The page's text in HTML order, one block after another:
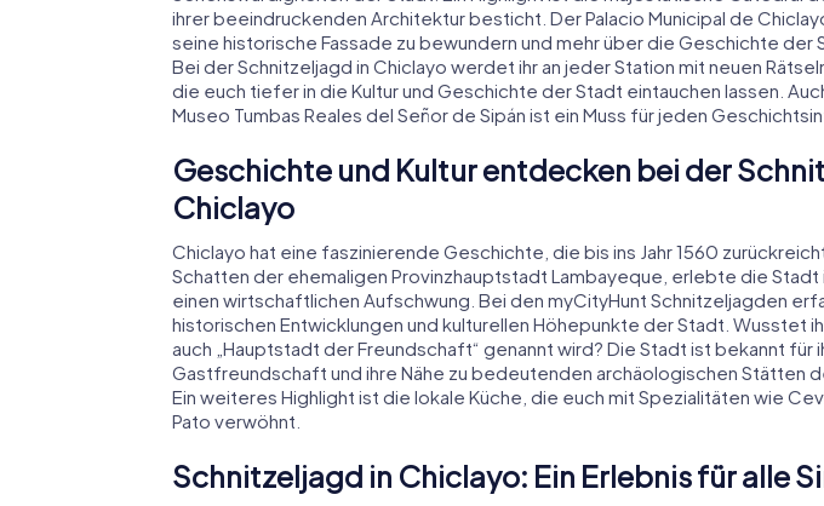
ihrer beeindruckenden Architektur besticht. Der Palacio Municipal de
seine historische Fassade zu bewundern und mehr über die Geschichte der
Bei der Schnitzeljagd in Chiclayo werdet ihr an jeder Station mit neuen
die euch tiefer in die Kultur und Geschichte der Stadt eintauchen lassen.
Museo Tumbas Reales del Señor de Sipán ist ein Muss für jeden
Geschichte und Kultur entdecken bei der
Chiclayo
Chiclayo hat eine faszinierende Geschichte, die bis ins Jahr 1560
Schatten der ehemaligen Provinzhauptstadt Lambayeque, erlebte die Stadt
einen wirtschaftlichen Aufschwung. Bei den myCityHunt Schnitzeljagden
historischen Entwicklungen und kulturellen Höhepunkte der Stadt. Wusstet
auch „Hauptstadt der Freundschaft“ genannt wird? Die Stadt ist bekannt für
Gastfreundschaft und ihre Nähe zu bedeutenden archäologischen Stätten
Ein weiteres Highlight ist die lokale Küche, die euch mit Spezialitäten wie
Pato verwöhnt.
Schnitzeljagd in Chiclayo: Ein Erlebnis für alle